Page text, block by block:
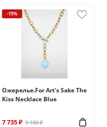
-15%
Ожерелье.For Art's Sake The
Kiss Necklace Blue
7 735 ₽ 9 100 ₽